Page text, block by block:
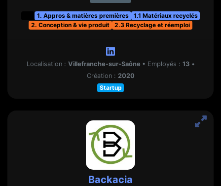
1. Appros & matières premières
1.1 Matériaux recyclés
2. Conception & vie produit
2.3 Recyclage et réemploi
Localisation : Villefranche-sur-Saône • Employés : 13 •
Création : 2020
Startup
Backacia